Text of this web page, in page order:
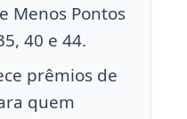
Menos Pontos
40 e 44.
prêmios de
quem